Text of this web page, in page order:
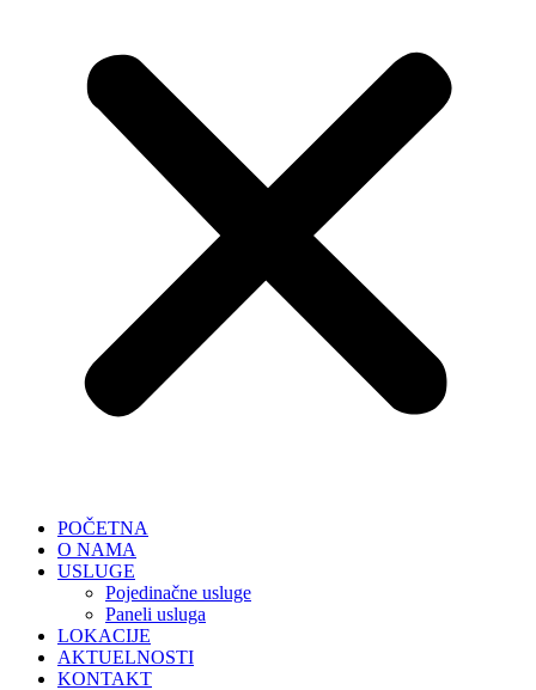
POČETNA
O NAMA
USLUGE
Pojedinačne usluge
Paneli usluga
LOKACIJE
AKTUELNOSTI
KONTAKT